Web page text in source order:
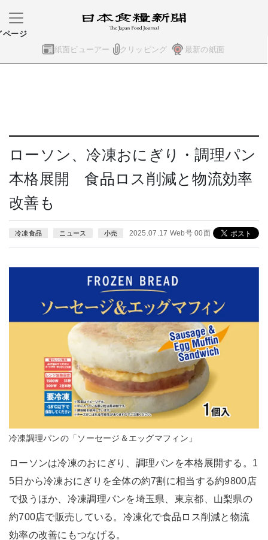
紙面ビューアー クリッピング 最新の紙面
ページ
ローソン、冷凍おにぎり・調理パン
本格展開 食品ロス削減と物流効率
改善も
冷凍食品 ニュース 小売 2025.07.17 Web号 00面
冷凍調理パンの「ソーセージ＆エッグマフィン」
ローソンは冷凍のおにぎり、調理パンを本格展開する。1
5日から冷凍おにぎりを全体の約7割に相当する約9800店
で扱うほか、冷凍調理パンを埼玉県、東京都、山梨県の
約700店で販売している。冷凍化で食品ロス削減と物流
効率の改善にもつなげる。